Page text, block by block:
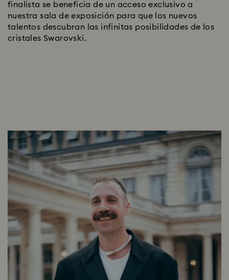
finalista se beneficia de un acceso exclusivo a
nuestra sala de exposición para que los nuevos
talentos descubran las infinitas posibilidades de los
cristales Swarovski.